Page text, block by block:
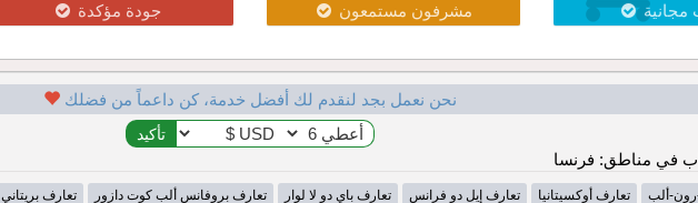
مجانية
مشرفون مستمعون
جودة مؤكدة
نحن نعمل بجد لنقدم لك أفضل خدمة، كن داعماً من فضلك
في مناطق: فرنسا
رون-ألب تعارف أوكسيتانيا تعارف إيل دو فرانس تعارف باي دو لا لوار تعارف بروفانس ألب كوت دازور تعارف بريتاني